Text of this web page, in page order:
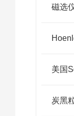
磁选
美国
炭黑